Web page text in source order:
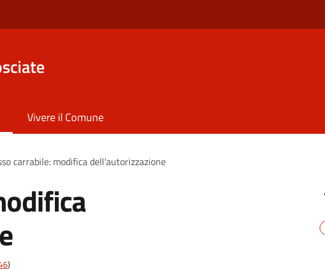
Vivere il Comune
carrabile: modifica dell'autorizzazione
)